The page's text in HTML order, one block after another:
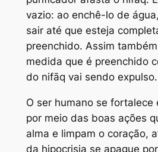
vazio: ao enchê-lo de
sair até que esteja
preenchido. Assim
medida que é preenchido
do nifāq vai sendo expulso.
O ser humano se fortalece
por meio das boas ações
alma e limpam o coração,
da hipocrisia se apague